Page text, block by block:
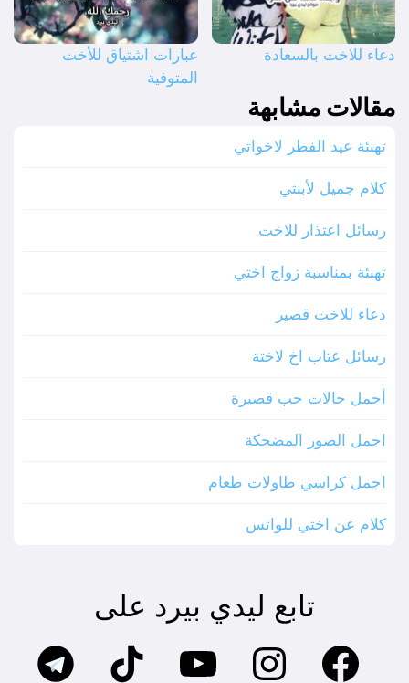
دعاء للاخت بالسعادة
عبارات اشتياق للأخت
المتوفية
مقالات مشابهة
تهنئة عيد الفطر لاخواتي
كلام جميل لأبنتي
رسائل اعتذار للاخت
تهنئة بمناسبة زواج اختي
دعاء للاخت قصير
رسائل عتاب اخ لاختة
أجمل حالات حب قصيرة
اجمل الصور المضحكة
اجمل كراسي طاولات طعام
كلام عن اختي للواتس
تابع ليدي بيرد على